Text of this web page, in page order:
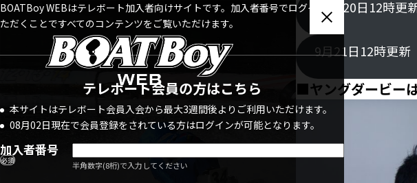
BOATBoy WEBはテレボート加入者向けサイトです。加入者番号でログインい
ただくことですべてのコンテンツをご覧いただけます。
テレボート会員の方はこちら
本サイトはテレボート会員入会から最大3週間後よりご利用いただけます。
08月02日現在で会員登録をされている方はログインが可能となります。
加入者番号
必須 半角数字(8桁)で入力してください
9月20日12時
9月21日12時更
■ヤングダービー